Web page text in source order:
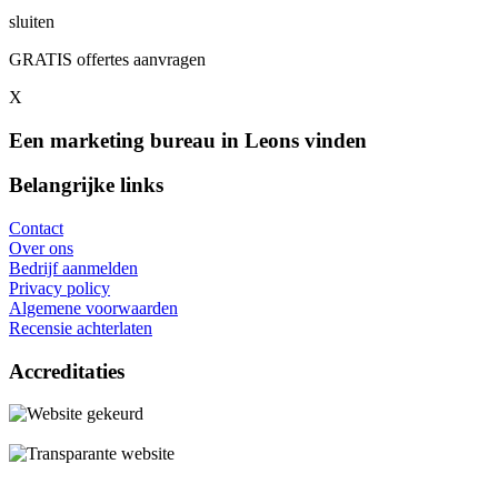
sluiten
GRATIS offertes aanvragen
X
Een marketing bureau in Leons vinden
Belangrijke links
Contact
Over ons
Bedrijf aanmelden
Privacy policy
Algemene voorwaarden
Recensie achterlaten
Accreditaties